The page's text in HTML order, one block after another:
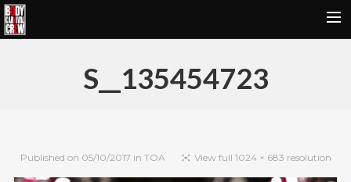
NEWS&REPORTS__135454723
Published on 05/10/2017 in TOA View full 1024 × 683 resolution